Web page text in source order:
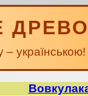
ДРЕВО
українською!